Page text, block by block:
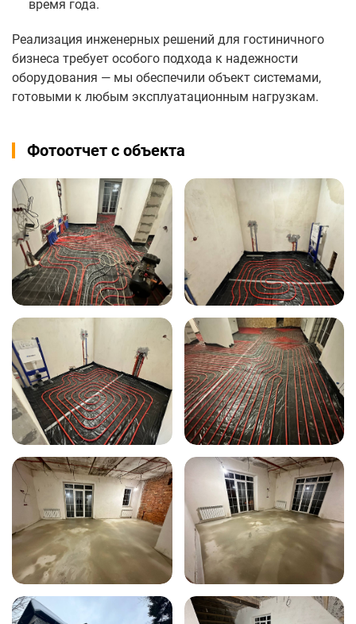
время года.
Реализация инженерных решений для гостиничного
бизнеса требует особого подхода к надежности
оборудования — мы обеспечили объект системами,
готовыми к любым эксплуатационным нагрузкам.
Фотоотчет с объекта